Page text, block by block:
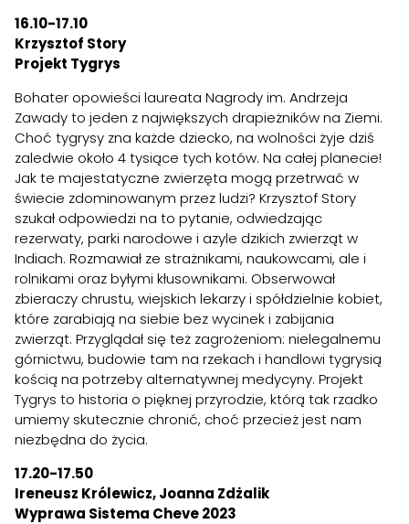
16.10-17.10
Krzysztof Story
Projekt Tygrys
Bohater opowieści laureata Nagrody im. Andrzeja
Zawady to jeden z największych drapieżników na Ziemi.
Choć tygrysy zna każde dziecko, na wolności żyje dziś
zaledwie około 4 tysiące tych kotów. Na całej planecie!
Jak te majestatyczne zwierzęta mogą przetrwać w
świecie zdominowanym przez ludzi? Krzysztof Story
szukał odpowiedzi na to pytanie, odwiedzając
rezerwaty, parki narodowe i azyle dzikich zwierząt w
Indiach. Rozmawiał ze strażnikami, naukowcami, ale i
rolnikami oraz byłymi kłusownikami. Obserwował
zbieraczy chrustu, wiejskich lekarzy i spółdzielnie kobiet,
które zarabiają na siebie bez wycinek i zabijania
zwierząt. Przyglądał się też zagrożeniom: nielegalnemu
górnictwu, budowie tam na rzekach i handlowi tygrysią
kością na potrzeby alternatywnej medycyny. Projekt
Tygrys to historia o pięknej przyrodzie, którą tak rzadko
umiemy skutecznie chronić, choć przecież jest nam
niezbędna do życia.
17.20-17.50
Ireneusz Królewicz, Joanna Zdżalik
Wyprawa Sistema Cheve 2023